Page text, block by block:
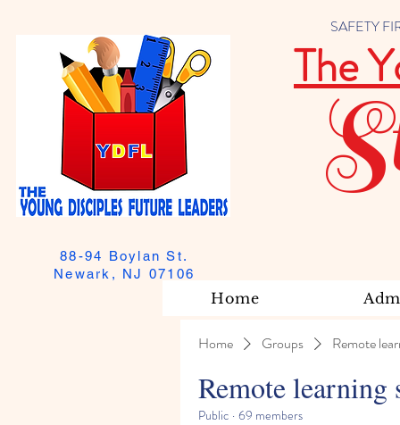
SAFETY
88-94 Boylan St.
Newark, NJ 07106
The
Home
Home Groups Remote
Remote learning
Public · 69 members